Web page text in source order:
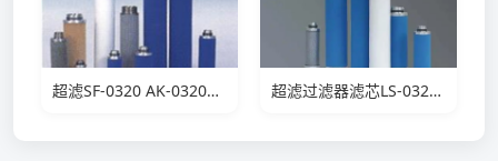
超滤SF-0320 AK-0320滤芯 超滤过滤器滤芯LS-0320滤芯